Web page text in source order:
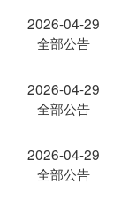
2026-04-29
全部公告
2026-04-29
全部公告
2026-04-29
全部公告